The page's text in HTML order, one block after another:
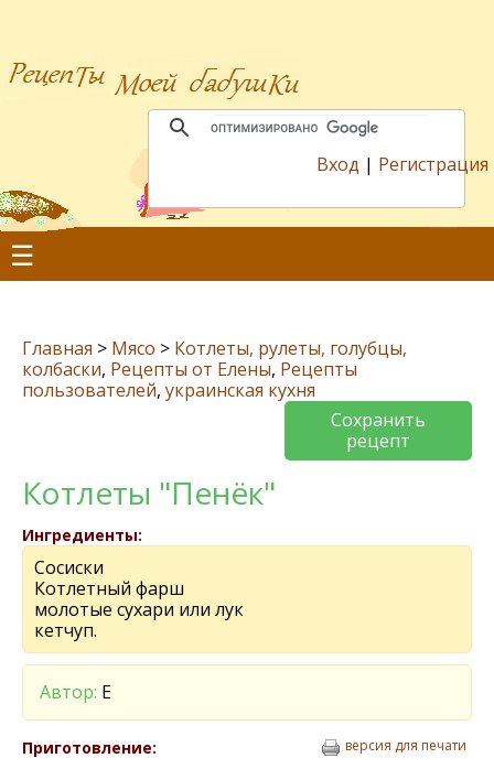
Вход | Регистрация
☰
Главная > Мясо > Котлеты, рулеты, голубцы,
колбаски, Рецепты от Елены, Рецепты
пользователей, украинская кухня
Сохранить
рецепт
Котлеты "Пенёк"
Ингредиенты:
Сосиски
Котлетный фарш
молотые сухари или лук
кетчуп.
Автор: Е
Приготовление: версия для печати